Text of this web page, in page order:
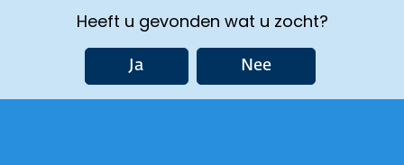
Heeft u gevonden wat u zocht?
Ja Nee